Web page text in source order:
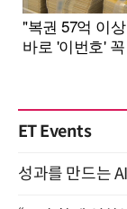
ET Events